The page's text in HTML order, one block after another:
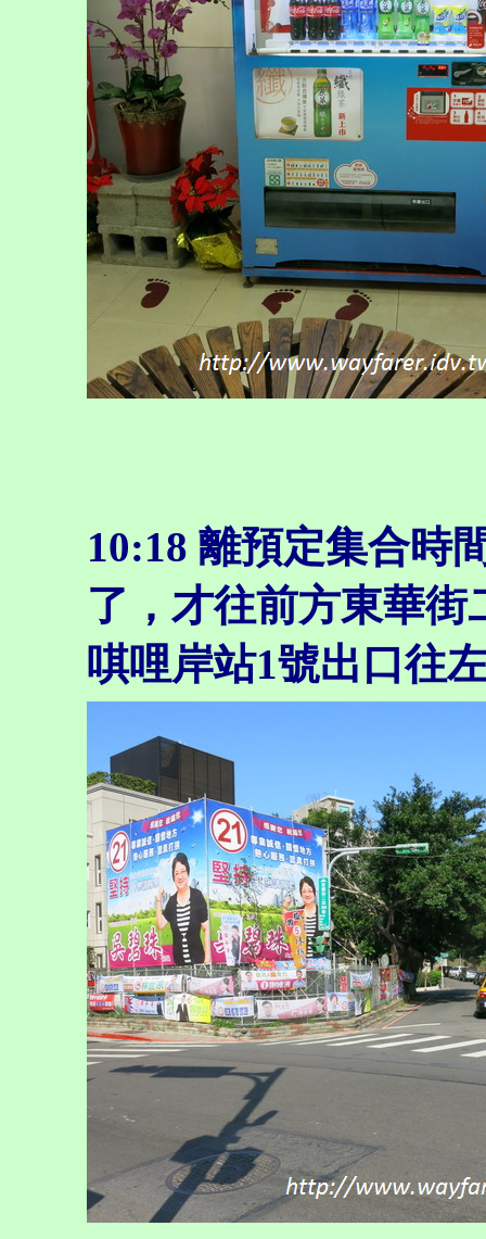
10:18 離預定集合時
了，才往前方東華街
唭哩岸站1號出口往